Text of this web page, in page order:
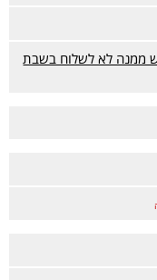
ממנה לא לשלוח בשבת